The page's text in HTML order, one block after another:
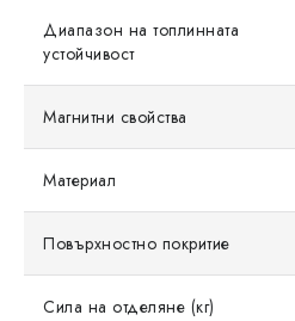
Диапазон на топлинната
устойчивост
Магнитни свойства
Материал
Повърхностно покритие
Сила на отделяне (кг)